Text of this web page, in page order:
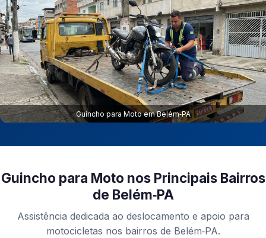
Guincho para Moto em Belém‑PA
Guincho para Moto nos Principais Bairros
de Belém‑PA
Assistência dedicada ao deslocamento e apoio para
motocicletas nos bairros de Belém‑PA.